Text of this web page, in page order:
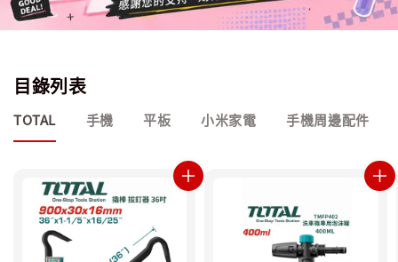
目錄列表
TOTAL 手機 平板 小米家電 手機周邊配件